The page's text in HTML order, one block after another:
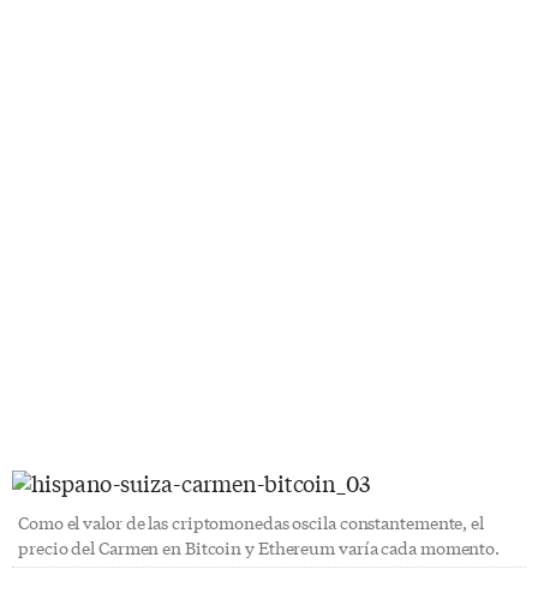
Como el valor de las criptomonedas oscila constantemente, el
precio del Carmen en Bitcoin y Ethereum varía cada momento.